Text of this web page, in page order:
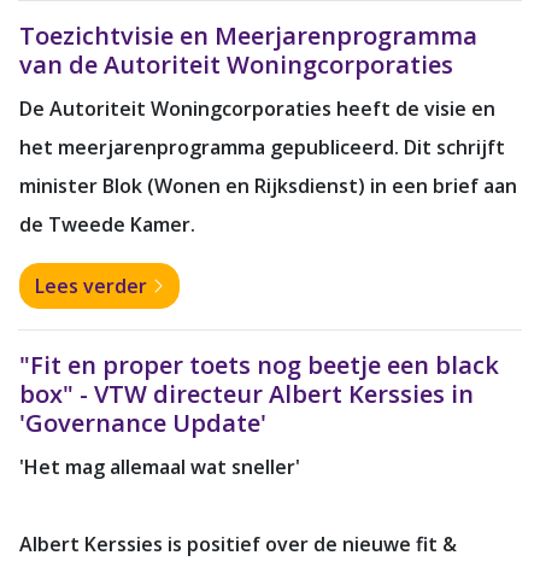
Toezichtvisie en Meerjarenprogramma
van de Autoriteit Woningcorporaties
De Autoriteit Woningcorporaties heeft de visie en
het meerjarenprogramma gepubliceerd. Dit schrijft
minister Blok (Wonen en Rijksdienst) in een brief aan
de Tweede Kamer.
Lees verder
"Fit en proper toets nog beetje een black
box" - VTW directeur Albert Kerssies in
'Governance Update'
'Het mag allemaal wat sneller'
Albert Kerssies is positief over de nieuwe fit &